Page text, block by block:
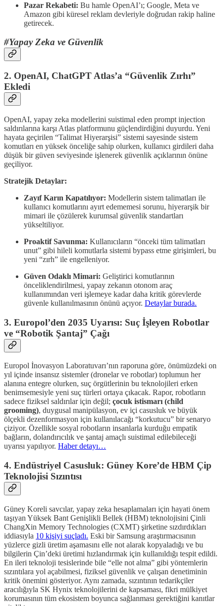
Pazar Rekabeti: Bu hamle OpenAI’ı; Google, Meta ve
Amazon gibi küresel reklam devleriyle doğrudan rakip haline
getirecek.
#Yapay Zeka ve Güvenlik
2. OpenAI, ChatGPT Atlas’a “Güvenlik Zırhı”
Ekledi
OpenAI, yapay zeka modellerini suistimal eden prompt injection
saldırılarına karşı Atlas platformunu güçlendirdiğini duyurdu. Yeni
hayata geçirilen “Talimat Hiyerarşisi” sistemi sayesinde sistem
komutları en yüksek önceliğe sahip olurken, kullanıcı girdileri daha
düşük bir güven seviyesinde işlenerek güvenlik açıklarının önüne
geçiliyor.
Stratejik Detaylar:
Zayıf Karın Kapatılıyor: Modellerin sistem talimatları ile
kullanıcı komutlarını ayırt edememesi sorunu, hiyerarşik bir
mimari ile çözülerek kurumsal güvenlik standartları
yükseltiliyor.
Proaktif Savunma: Kullanıcıların “önceki tüm talimatları
unut” gibi hileli komutlarla sistemi bypass etme girişimleri, bu
yeni “zırh” ile engelleniyor.
Güven Odaklı Mimari: Geliştirici komutlarının
önceliklendirilmesi, yapay zekanın otonom araç
kullanımından veri işlemeye kadar daha kritik görevlerde
güvenle kullanılmasının önünü açıyor. Detaylar burada.
3. Europol’den 2035 Uyarısı: Suç İşleyen Robotlar
ve “Robotik Şantaj” Çağı
Europol İnovasyon Laboratuvarı’nın raporuna göre, önümüzdeki on
yıl içinde insansız sistemler (dronelar ve robotlar) toplumun her
alanına entegre olurken, suç örgütlerinin bu teknolojileri erken
benimsemesiyle yeni suç türleri ortaya çıkacak. Rapor, robotların
sadece fiziksel saldırılar için değil; çocuk istismarı (child
grooming), duygusal manipülasyon, ev içi casusluk ve büyük
ölçekli dezenformasyon için kullanılacağı “korkutucu” bir senaryo
çiziyor. Özellikle sosyal robotların insanlarla kurduğu empatik
bağların, dolandırıcılık ve şantaj amaçlı suistimal edilebileceği
uyarısı yapılıyor. Haber detayı…
4. Endüstriyel Casusluk: Güney Kore’de HBM Çip
Teknolojisi Sızıntısı
Güney Koreli savcılar, yapay zeka hesaplamaları için hayati önem
taşıyan Yüksek Bant Genişlikli Bellek (HBM) teknolojisini Çinli
ChangXin Memory Technologies (CXMT) şirketine sızdırdıkları
iddiasıyla 10 kişiyi suçladı. Eski bir Samsung araştırmacısının
yüzlerce gizli üretim aşamasını elle not alarak kopyaladığı ve bu
bilgilerin Çin’deki üretimi hızlandırmak için kullanıldığı tespit edildi.
En ileri teknoloji tesislerinde bile “elle not alma” gibi yöntemlerin
sızıntılara yol açabilmesi, fiziksel güvenlik ve çalışan denetiminin
kritik önemini gösteriyor. Aynı zamada, sızıntının tedarikçiler
aracılığıyla SK Hynix teknolojilerini de kapsaması, fikri mülkiyet
korumasının tüm ekosistem boyunca sağlanması gerektiğini kanıtlar